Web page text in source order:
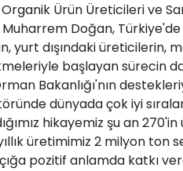
Ürün Üreticileri ve
Muharrem Doğan,
yurt dışındaki üreticilerin,
başlayan sürecin
Bakanlığı'nın
dünyada çok iyi
hikayemiz şu an
üretimimiz 2 milyon ton
pozitif anlamda katkı